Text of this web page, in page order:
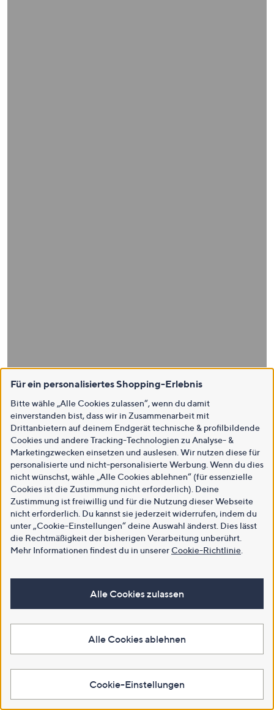
Für ein personalisiertes Shopping-Erlebnis
Bitte wähle „Alle Cookies zulassen“, wenn du damit
einverstanden bist, dass wir in Zusammenarbeit mit
Drittanbietern auf deinem Endgerät technische & profilbildende
Cookies und andere Tracking-Technologien zu Analyse- &
Marketingzwecken einsetzen und auslesen. Wir nutzen diese für
personalisierte und nicht-personalisierte Werbung. Wenn du dies
nicht wünschst, wähle „Alle Cookies ablehnen“ (für essenzielle
Cookies ist die Zustimmung nicht erforderlich). Deine
Zustimmung ist freiwillig und für die Nutzung dieser Webseite
nicht erforderlich. Du kannst sie jederzeit widerrufen, indem du
unter „Cookie-Einstellungen“ deine Auswahl änderst. Dies lässt
die Rechtmäßigkeit der bisherigen Verarbeitung unberührt.
Mehr Informationen findest du in unsererCookie-Richtlinie
Alle Cookies zulassen
Alle Cookies ablehnen
Cookie-Einstellungen